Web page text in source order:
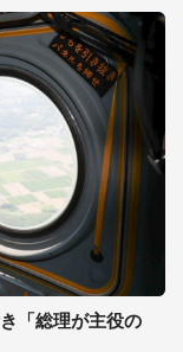
「総理が主役の